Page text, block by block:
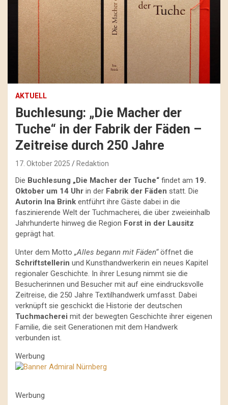
AKTUELL
Buchlesung: „Die Macher der
Tuche“ in der Fabrik der Fäden –
Zeitreise durch 250 Jahre
17. Oktober 2025 Redaktion
Die Buchlesung „Die Macher der Tuche“ findet am 19.
Oktober um 14 Uhr in der Fabrik der Fäden statt. Die
Autorin Ina Brink entführt ihre Gäste dabei in die
faszinierende Welt der Tuchmacherei, die über zweieinhalb
Jahrhunderte hinweg die Region Forst in der Lausitz
geprägt hat.
Unter dem Motto „Alles begann mit Fäden“öffnet die
Schriftstellerin und Kunsthandwerkerin ein neues Kapitel
regionaler Geschichte. In ihrer Lesung nimmt sie die
Besucherinnen und Besucher mit auf eine eindrucksvolle
Zeitreise, die 250 Jahre Textilhandwerk umfasst. Dabei
verknüpft sie geschickt die Historie der deutschen
Tuchmacherei mit der bewegten Geschichte ihrer eigenen
Familie, die seit Generationen mit dem Handwerk
verbunden ist.
Werbung
Werbung